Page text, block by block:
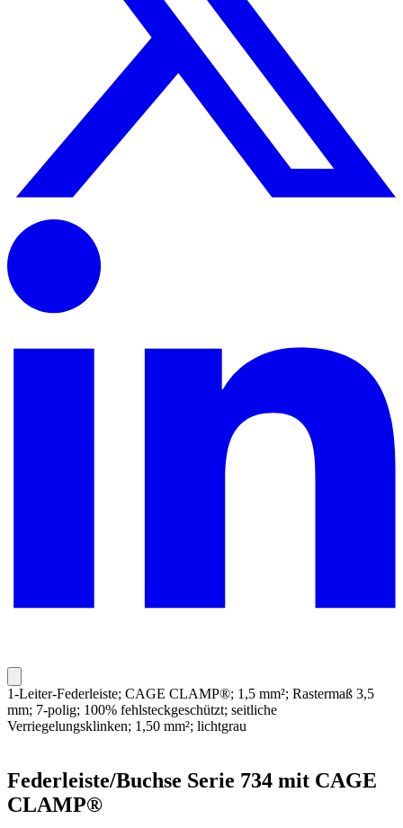
1-Leiter-Federleiste; CAGE CLAMP®; 1,5 mm²; Rastermaß 3,5
mm; 7-polig; 100% fehlsteckgeschützt; seitliche
Verriegelungsklinken; 1,50 mm²; lichtgrau
Federleiste/Buchse Serie 734 mit CAGE
CLAMP®